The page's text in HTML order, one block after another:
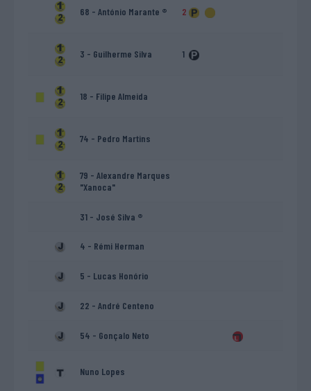
68 - António Marante ® 2
3 - Guilherme Silva 1
18 - Filipe Almeida
74 - Pedro Martins
79 - Alexandre Marques
"Xanoca"
31 - José Silva ®
4 - Rémi Herman
5 - Lucas Honório
22 - André Centeno
54 - Gonçalo Neto
Nuno Lopes